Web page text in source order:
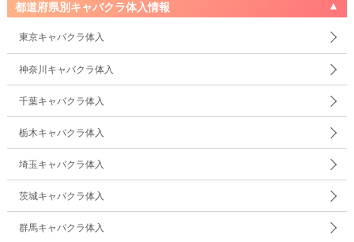
都道府県別キャバクラ体入情報
東京キャバクラ体入
神奈川キャバクラ体入
千葉キャバクラ体入
栃木キャバクラ体入
埼玉キャバクラ体入
茨城キャバクラ体入
群馬キャバクラ体入